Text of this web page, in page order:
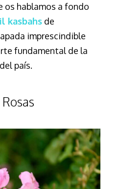
os hablamos a fondo
kasbahs de
imprescindible
fundamental de la
país.